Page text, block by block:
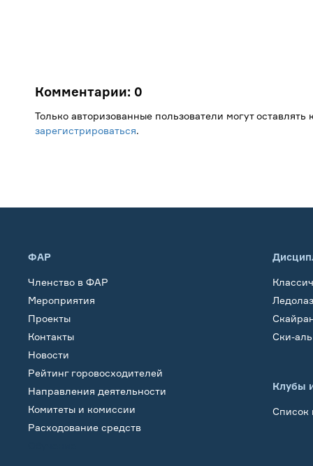
Комментарии: 0
Только авторизованные пользователи могут
зарегистрироваться.
ФАР
Членство в ФАР
Мероприятия
Проекты
Контакты
Новости
Рейтинг горовосходителей
Направления деятельности
Комитеты и комиссии
Расходование средств
Ски-
Клубы
Список